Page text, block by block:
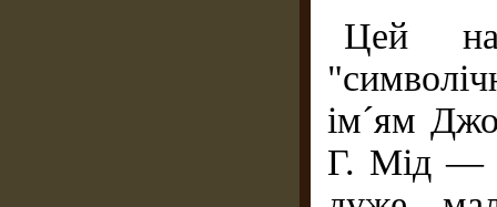
Цей
ім´ям
Г. Мід —